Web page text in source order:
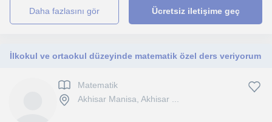
daha fazlasını gör Ücretsiz iletişime geç
İlkokul ve ortaokul düzeyinde matematik özel ders veriyorum
Matematik
Akhisar Manisa, Akhisar ...